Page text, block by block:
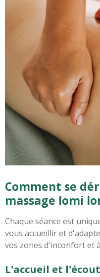
Comment se
massage lomi
Chaque séance est
vous accueillir et
vos zones d'inconfort et
L'accueil et